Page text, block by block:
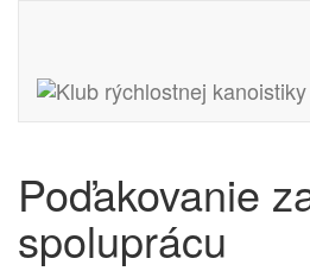
Poďakovanie
spoluprácu